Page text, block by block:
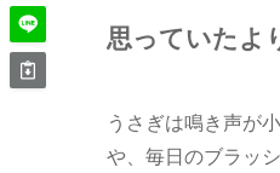
思っていたよ
うさぎは鳴き声が
や、毎日のブラッ